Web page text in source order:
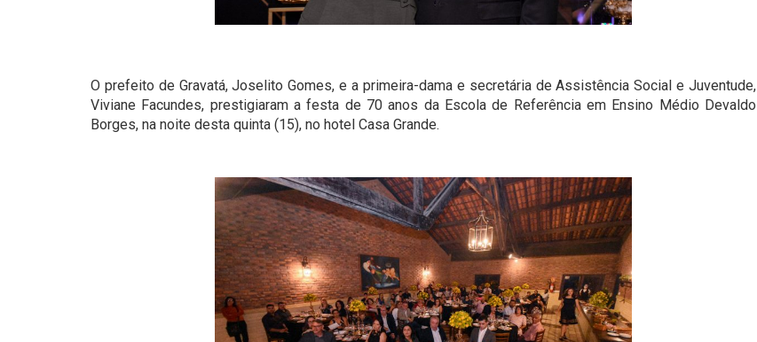
O prefeito de Gravatá, Joselito Gomes, e a primeira-dama e secretária de Assistência Social e Juventude,
Viviane Facundes, prestigiaram a festa de 70 anos da Escola de Referência em Ensino Médio Devaldo
Borges, na noite desta quinta (15), no hotel Casa Grande.